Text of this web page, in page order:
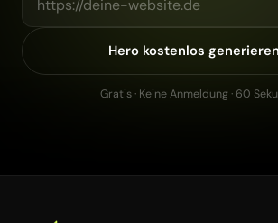
Hero kostenlos generieren
Gratis · Keine Anmeldung · 60